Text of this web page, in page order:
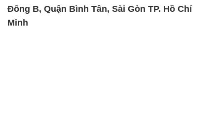
Đông B, Quận Bình Tân, Sài Gòn TP. Hồ Chí
Minh